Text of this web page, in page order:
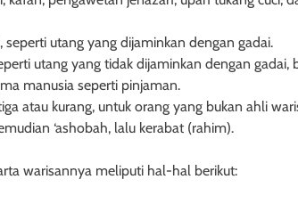
utang yang dijaminkan dengan gadai.
utang yang tidak dijaminkan dengan gadai,
manusia seperti pinjaman.
atau kurang, untuk orang yang bukan ahli
‘ashobah, lalu kerabat (rahim).
warisannya meliputi hal-hal berikut:
Kepada
HUKUM PERDATA - HIBAH
Hak Penghibah untuk
Uang dalam Objek Hibah
9 bulan ago